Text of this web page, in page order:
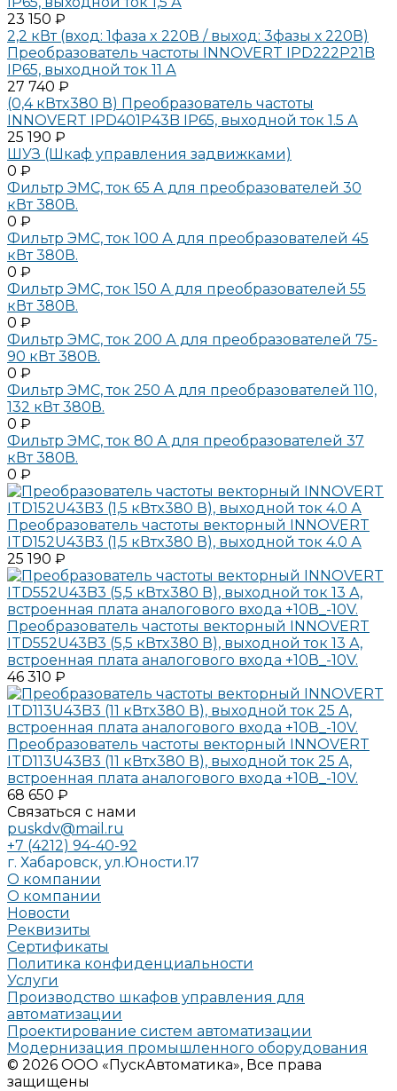
23 150 ₽
2,2 кВт (вход: 1фаза x 220В / выход: 3фазы х 220В)
Преобразователь частоты INNOVERT IPD222P21B
IP65, выходной ток 11 А
27 740 ₽
(0,4 кВтx380 В) Преобразователь частоты
INNOVERT IPD401P43B IP65, выходной ток 1.5 А
25 190 ₽
ШУЗ (Шкаф управления задвижками)
0 ₽
Фильтр ЭМС, ток 65 А для преобразователей 30
кВт 380В.
0 ₽
Фильтр ЭМС, ток 100 А для преобразователей 45
кВт 380В.
0 ₽
Фильтр ЭМС, ток 150 А для преобразователей 55
кВт 380В.
0 ₽
Фильтр ЭМС, ток 200 А для преобразователей 75-
90 кВт 380В.
0 ₽
Фильтр ЭМС, ток 250 А для преобразователей 110,
132 кВт 380В.
0 ₽
Фильтр ЭМС, ток 80 А для преобразователей 37
кВт 380В.
0 ₽
Преобразователь частоты векторный INNOVERT
ITD152U43B3 (1,5 кВтx380 В), выходной ток 4.0 А
25 190 ₽
Преобразователь частоты векторный INNOVERT
ITD552U43B3 (5,5 кВтx380 В), выходной ток 13 А,
встроенная плата аналогового входа +10В_-10V.
46 310 ₽
Преобразователь частоты векторный INNOVERT
ITD113U43B3 (11 кВтx380 В), выходной ток 25 А,
встроенная плата аналогового входа +10В_-10V.
68 650 ₽
Связаться с нами
puskdv@mail.ru
+7 (4212) 94-40-92
г. Хабаровск, ул.Юности.17
О компании
О компании
Новости
Реквизиты
Сертификаты
Политика конфиденциальности
Услуги
Производство шкафов управления для
автоматизации
Проектирование систем автоматизации
Модернизация промышленного оборудования
© 2026 ООО «ПускАвтоматика», Все права
защищены